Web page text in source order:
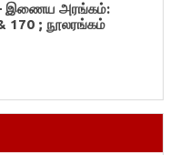
– இணைய அரங்கம்:
170 ; நூலரங்கம்